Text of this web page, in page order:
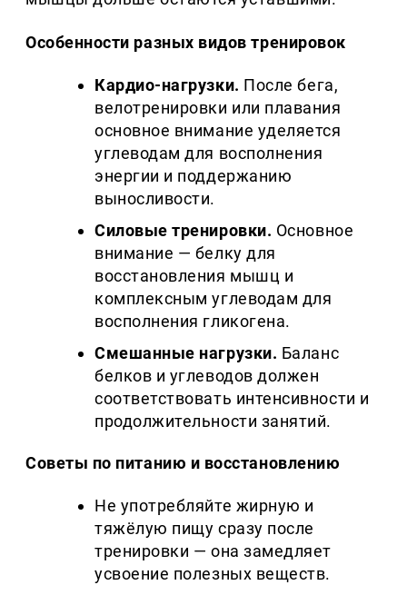
Особенности разных видов тренировок
Кардио-нагрузки. После бега,
велотренировки или плавания
основное внимание уделяется
углеводам для восполнения
энергии и поддержанию
выносливости.
Силовые тренировки. Основное
внимание — белку для
восстановления мышц и
комплексным углеводам для
восполнения гликогена.
Смешанные нагрузки. Баланс
белков и углеводов должен
соответствовать интенсивности и
продолжительности занятий.
Советы по питанию и восстановлению
Не употребляйте жирную и
тяжёлую пищу сразу после
тренировки — она замедляет
усвоение полезных веществ.